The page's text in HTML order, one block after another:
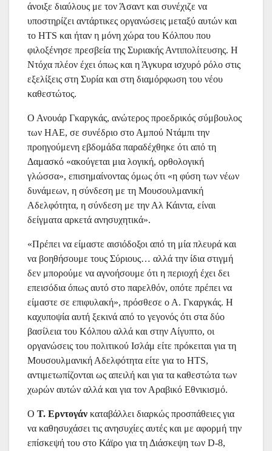
άνοιξε διαύλους με τον Άσαντ και συνέχιζε να
υποστηρίζει αντάρτικες οργανώσεις μεταξύ αυτών και
το HTS και ήταν η μόνη χώρα του Κόλπου που
φιλοξένησε πρεσβεία της Συριακής Αντιπολίτευσης. Η
Ντόχα πλέον έχει όπως και η Άγκυρα ισχυρό ρόλο στις
εξελίξεις στη Συρία και στη διαμόρφωση του νέου
καθεστώτος.
Ο Ανουάρ Γκαργκάς, ανώτερος προεδρικός σύμβουλος
των ΗΑΕ, σε συνέδριο στο Αμπού Ντάμπι την
προηγούμενη εβδομάδα παραδέχθηκε ότι από τη
Δαμασκό «ακούγεται μια λογική, ορθολογική
γλώσσα», επισημαίνοντας όμως ότι «η φύση των νέων
δυνάμεων, η σύνδεση με τη Μουσουλμανική
Αδελφότητα, η σύνδεση με την Αλ Κάιντα, είναι
δείγματα αρκετά ανησυχητικά».
«Πρέπει να είμαστε αισιόδοξοι από τη μία πλευρά και
να βοηθήσουμε τους Σύριους… αλλά την ίδια στιγμή
δεν μπορούμε να αγνοήσουμε ότι η περιοχή έχει δει
επεισόδια όπως αυτό στο παρελθόν, οπότε πρέπει να
είμαστε σε επιφυλακή», πρόσθεσε ο Α. Γκαργκάς. Η
καχυποψία αυτή ξεκινά από το γεγονός ότι στα δύο
βασίλεια του Κόλπου αλλά και στην Αίγυπτο, οι
οργανώσεις του πολιτικού Ισλάμ είτε πρόκειται για τη
Μουσουλμανική Αδελφότητα είτε για το HTS,
αντιμετωπίζονται ως απειλή και για τα καθεστώτα των
χωρών αυτών αλλά και για τον Αραβικό Εθνικισμό.
Ο Τ. Ερντογάν καταβάλλει διαρκώς προσπάθειες για
να καθησυχάσει τις ανησυχίες αυτές και με αφορμή την
επίσκεψή του στο Κάϊρο για τη Διάσκεψη των D-8,